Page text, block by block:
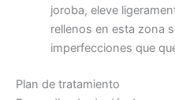
joroba, eleve
rellenos en esta zona
imperfecciones que
Plan de tratamiento